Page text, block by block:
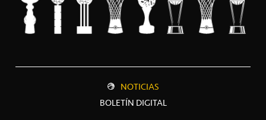
NOTICIAS
BOLETÍN DIGITAL